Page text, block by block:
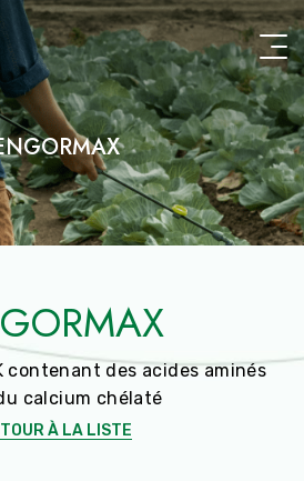
contenant des acides aminés
calcium chélaté
À LA LISTE